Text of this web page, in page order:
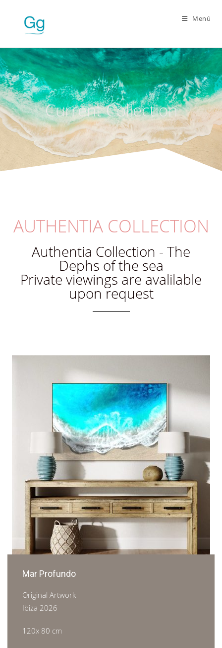
Menú
Current Collection
AUTHENTIA COLLECTION
Authentia Collection - The
Dephs of the sea
Private viewings are avalilable
upon request
Mar Profundo
Original Artwork
Ibiza 2026
120x 80 cm